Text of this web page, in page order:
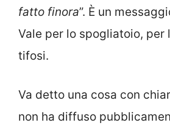
fatto finora”. È un
Vale per lo spogliatoio, per
tifosi.
Va detto una cosa con
non ha diffuso